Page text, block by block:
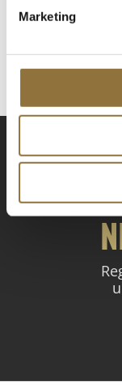
Marketing
€ 8,12
€ 16,24/ kg
St.